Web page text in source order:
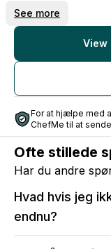
Vores idé er at
nordisk stil til dit
For eventuelle
virkelig åbne. Vi
muligheder.
Jeg kan ikke vente
på engelsk eller
See more
View
For at hjælpe med
ChefMe til at
Ofte stillede
Har du andre
Hvad hvis jeg
endnu?